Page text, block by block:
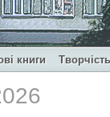
книги